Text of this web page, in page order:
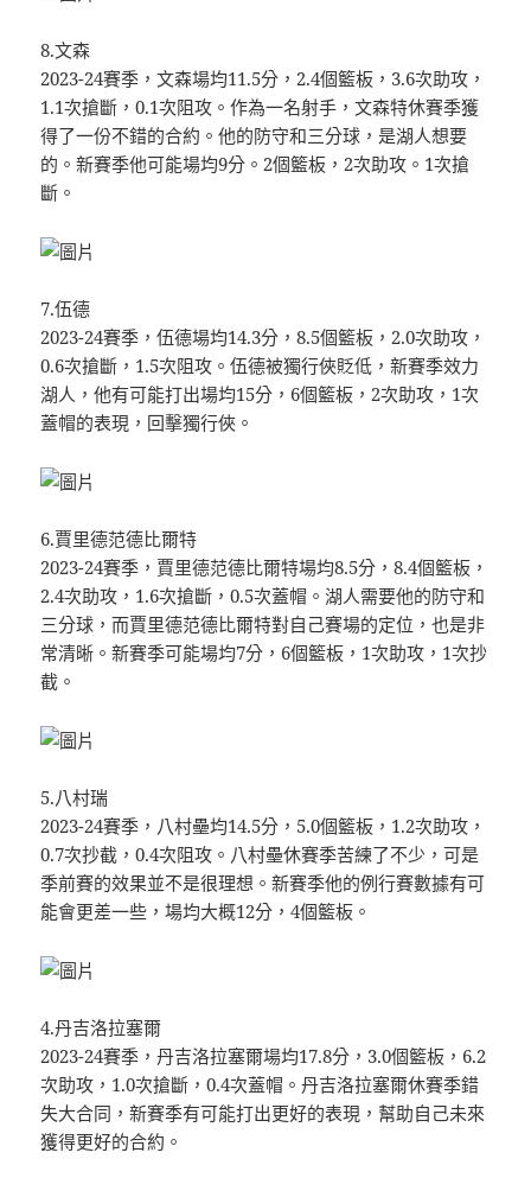
8.文森
2023-24賽季，文森場均11.5分，2.4個籃板，3.6次助攻，
1.1次搶斷，0.1次阻攻。作為一名射手，文森特休賽季獲
得了一份不錯的合約。他的防守和三分球，是湖人想要
的。新賽季他可能場均9分。2個籃板，2次助攻。1次搶
斷。
7.伍德
2023-24賽季，伍德場均14.3分，8.5個籃板，2.0次助攻，
0.6次搶斷，1.5次阻攻。伍德被獨行俠貶低，新賽季效力
湖人，他有可能打出場均15分，6個籃板，2次助攻，1次
蓋帽的表現，回擊獨行俠。
6.賈里德范德比爾特
2023-24賽季，賈里德范德比爾特場均8.5分，8.4個籃板，
2.4次助攻，1.6次搶斷，0.5次蓋帽。湖人需要他的防守和
三分球，而賈里德范德比爾特對自己賽場的定位，也是非
常清晰。新賽季可能場均7分，6個籃板，1次助攻，1次抄
截。
5.八村瑞
2023-24賽季，八村壘均14.5分，5.0個籃板，1.2次助攻，
0.7次抄截，0.4次阻攻。八村壘休賽季苦練了不少，可是
季前賽的效果並不是很理想。新賽季他的例行賽數據有可
能會更差一些，場均大概12分，4個籃板。
4.丹吉洛拉塞爾
2023-24賽季，丹吉洛拉塞爾場均17.8分，3.0個籃板，6.2
次助攻，1.0次搶斷，0.4次蓋帽。丹吉洛拉塞爾休賽季錯
失大合同，新賽季有可能打出更好的表現，幫助自己未來
獲得更好的合約。